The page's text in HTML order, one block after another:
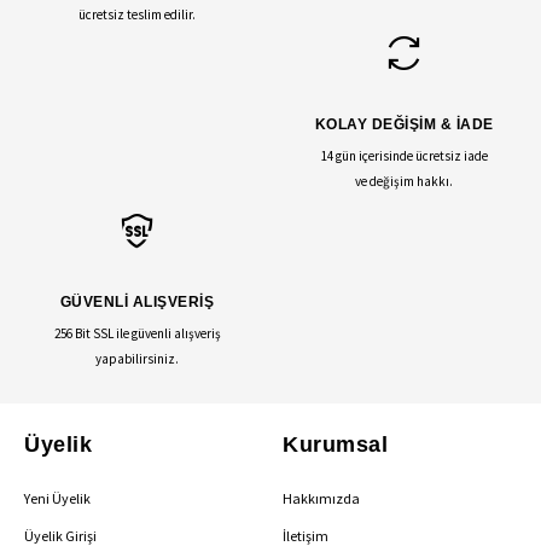
ücretsiz teslim edilir.
KOLAY DEĞİŞİM & İADE
14 gün içerisinde ücretsiz iade
ve değişim hakkı.
GÜVENLİ ALIŞVERİŞ
256 Bit SSL ile güvenli alışveriş
yapabilirsiniz.
Üyelik
Yeni Üyelik
Üyelik Girişi
Kurumsal
Hakkımızda
İletişim